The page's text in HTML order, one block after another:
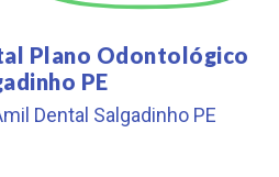
Plano Odontológico
PE
Dental Salgadinho PE